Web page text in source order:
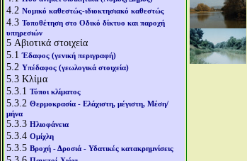
4.2 Νομικό καθεστώς-ιδιοκτησιακό καθεστώς
4.3 Τοποθέτηση στο Οδικό δίκτυο και παροχή
υπηρεσιών
5 Αβιοτικά στοιχεία
5.1Έδαφος (γενική περιγραφή)
5.2 Υπέδαφος (γεωλογικά στοιχεία)
5.3 Κλίμα
5.3.1 Τύποι κλίματος
5.3.2 Θερμοκρασία - Ελάχιστη, μέγιστη, Μέση/
μήνα
5.3.3 Ηλιοφάνεια
5.3.4 Ομίχλη
5.3.5 Βροχή - Δροσιά - Υδατικές κατακρημνίσεις